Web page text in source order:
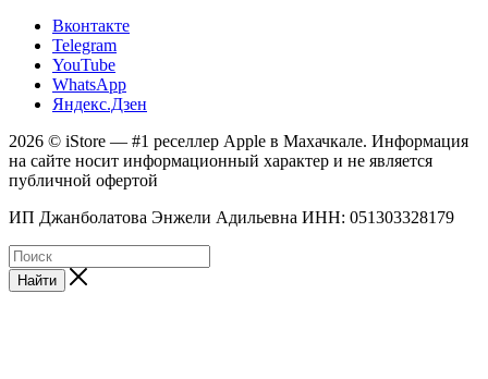
Вконтакте
Telegram
YouTube
WhatsApp
Яндекс.Дзен
2026 © iStore — #1 реселлер Apple в Махачкале. Информация
на сайте носит информационный характер и не является
публичной офертой
ИП Джанболатова Энжели Адильевна ИНН: 051303328179
Найти